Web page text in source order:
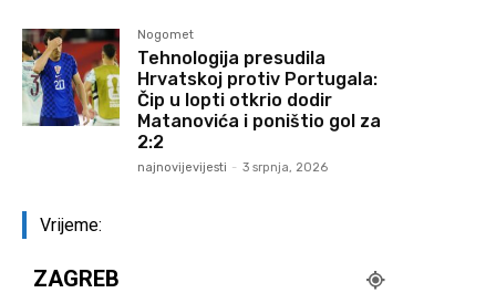
Nogomet
Tehnologija presudila
Hrvatskoj protiv Portugala:
Čip u lopti otkrio dodir
Matanovića i poništio gol za
2:2
najnovijevijesti - 3 srpnja, 2026
Vrijeme:
ZAGREB